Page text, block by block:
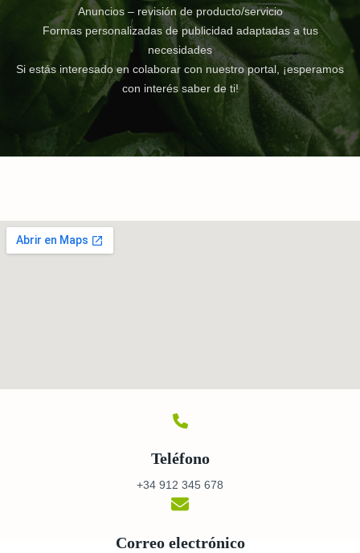
Anuncios – revisión de producto/servicio
Formas personalizadas de publicidad adaptadas a tus
necesidades
Si estás interesado en colaborar con nuestro portal, ¡esperamos
con interés saber de ti!
Teléfono
+34 912 345 678
Correo electrónico